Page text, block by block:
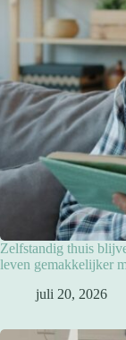
Zelfstandig thuis
leven gemakkelijker
juli 20, 2026